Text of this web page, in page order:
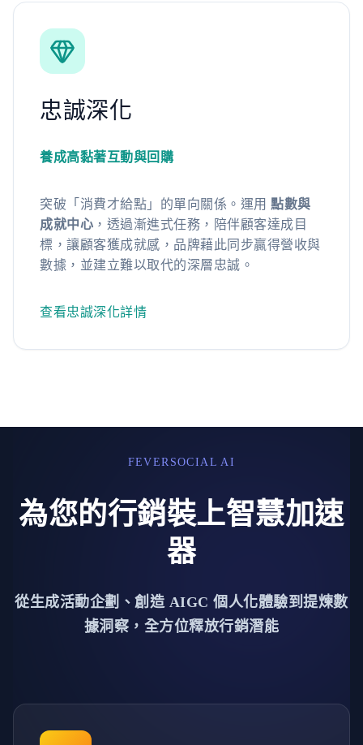
忠誠深化
養成高黏著互動與回購
突破「消費才給點」的單向關係。運用 點數與
成就中心 ，透過漸進式任務，陪伴顧客達成目
標，讓顧客獲成就感，品牌藉此同步贏得營收與
數據，並建立難以取代的深層忠誠。
查看忠誠深化詳情
FEVERSOCIAL AI
為您的行銷裝上智慧加速
器
從生成活動企劃、創造 AIGC 個人化體驗到提煉數
據洞察，全方位釋放行銷潛能